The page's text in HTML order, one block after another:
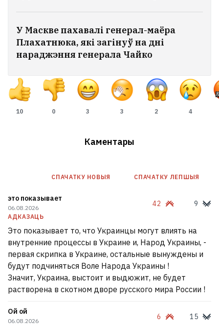
У Маскве пахавалі генерал-маёра
Плахатнюка, які загінуў на дні
нараджэння генерала Чайко
10 0 3 3 2 4
Каментары
СПАЧАТКУ НОВЫЯ СПАЧАТКУ ЛЕПШЫЯ
это показывает
06.08.2026
АДКАЗАЦЬ
42 9
Это показывает то, что Украинцы могут влиять на
внутренние процессы в Украине и, Народ Украины, -
первая скрипка в Украине, остальные вынуждены и
будут подчиняться Воле Народа Украины !
Значит, Украина, выстоит и выдюжит, не будет
растворена в скотном дворе русского мира России !
Ой ой
06.08.2026
6 15